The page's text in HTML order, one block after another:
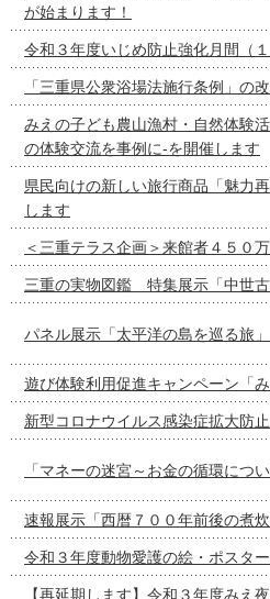
が始まります！
令和３年度いじめ防止強化月間（
「三重県公衆浴場法施行条例」の
みえの子ども農山漁村・自然体験
の体験交流を事例に‐を開催します
県民向けの新しい旅行商品「魅力
します
＜三重テラス企画＞来館者４５０
三重の実物図鑑 特集展示「中世
パネル展示「太平洋の島を巡る旅
遊び体験利用促進キャンペーン「
新型コロナウイルス感染症拡大防
「マネーの迷宮～お金の循環につ
速報展示「西暦７００年前後の煮
令和３年度動物愛護の絵・ポスタ
【再延期します】令和３年度みえ